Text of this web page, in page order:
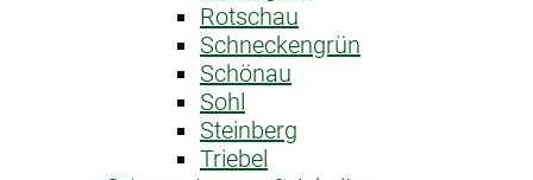
Rotschau
Schneckengrün
Schönau
Sohl
Steinberg
Triebel